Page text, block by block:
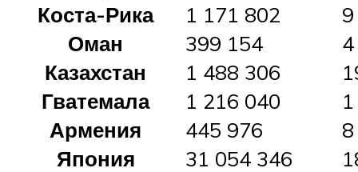
Коста-Рика
1 171 802
Оман
399 154
Казахстан
1 488 306
Гватемала
1 216 040
Армения
445 976
Япония
31 054 346